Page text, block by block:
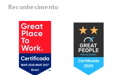
Reconhecimento